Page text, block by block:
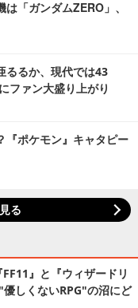
「ガンダムZERO」、
るるか、現代では43
ファン大盛り上がり
『ポケモン』キャタピー
る
』と『ウィザードリ
しくないRPG"の沼にど